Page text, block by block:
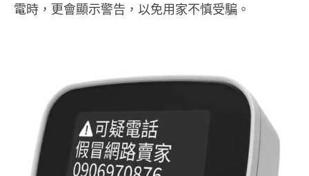
電時，更會顯示警告，以免用家不慎受騙。